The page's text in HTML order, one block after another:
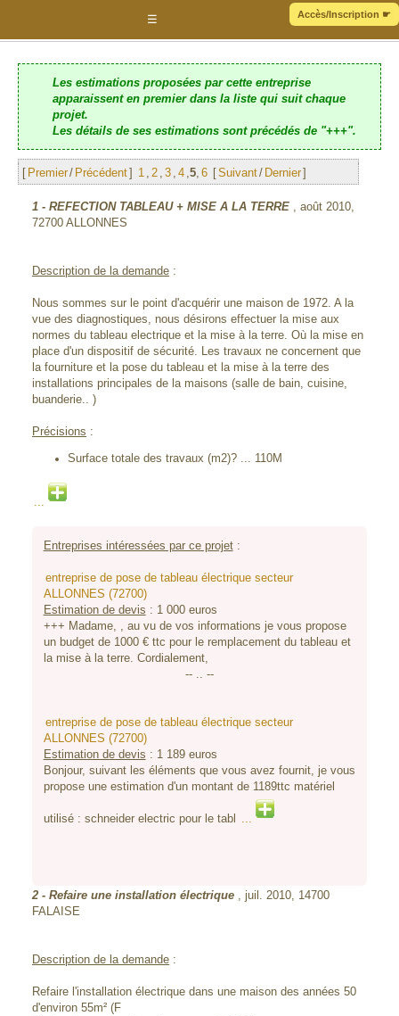
Accès/Inscription ☛
☰
Les estimations proposées par cette entreprise
apparaissent en premier dans la liste qui suit chaque
projet.
Les détails de ses estimations sont précédés de "+++".
Premier/ Précédent 1 , 2 , 3 , 4 ,5, 6 Suivant/ Dernier
1 - REFECTION TABLEAU + MISE A LA TERRE , août 2010,
72700 ALLONNES
Description de la demande :
Nous sommes sur le point d'acquérir une maison de 1972. A la
vue des diagnostiques, nous désirons effectuer la mise aux
normes du tableau electrique et la mise à la terre. Où la mise en
place d'un dispositif de sécurité. Les travaux ne concernent que
la fourniture et la pose du tableau et la mise à la terre des
installations principales de la maisons (salle de bain, cuisine,
buanderie.. )
Précisions :
Surface totale des travaux (m2)? ... 110M
...
Entreprises intéressées par ce projet:
entreprise de pose de tableau électrique secteur
ALLONNES (72700)
Estimation de devis : 1 000euros
+++ Madame, , au vu de vos informations je vous propose
un budget de 1000 € ttc pour le remplacement du tableau et
la mise à la terre. Cordialement,
-- .. --
entreprise de pose de tableau électrique secteur
ALLONNES (72700)
Estimation de devis : 1 189euros
Bonjour, suivant les éléments que vous avez fournit, je vous
propose une estimation d'un montant de 1189ttc matériel
utilisé : schneider electric pour le tabl
2 - Refaire une installation électrique , juil. 2010, 14700
FALAISE
Description de la demande :
Refaire l'installation électrique dans une maison des années 50
d'environ 55m² (F